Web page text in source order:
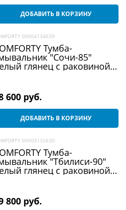
ДОБАВИТЬ В КОРЗИНУ
00004134639
Тумба-
"Сочи-85"
глянец с раковиной
600 руб.
ДОБАВИТЬ В КОРЗИНУ
00003132630
Тумба-
"Тбилиси-90"
глянец с раковиной
800 руб.